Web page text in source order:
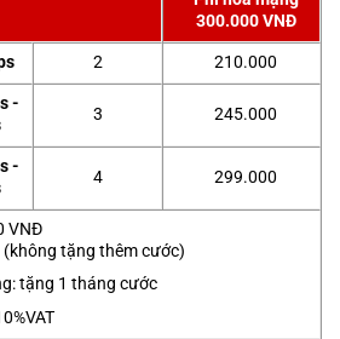
300.000 VNĐ
2 210.000
-
3 245.000
-
4 299.000
VNĐ
tặng thêm cước)
tặng 1 tháng cước